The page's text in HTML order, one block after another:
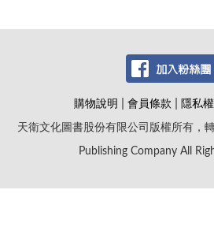
購物說明 會員條款 隱私
天衛文化圖書股份有限公司版權所有，
Publishing Company All